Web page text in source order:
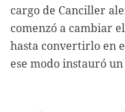
cargo de Canciller
comenzó a cambiar
hasta convertirlo en
ese modo instauró